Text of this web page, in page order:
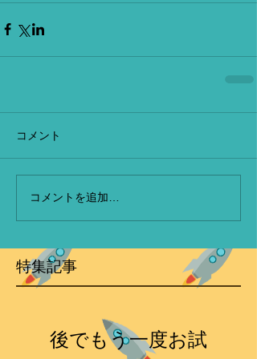
コメント
コメントを追加…
特集記事
後でもう一度お試